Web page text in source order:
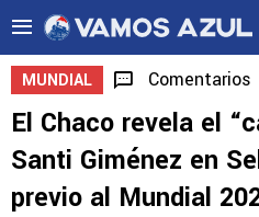
MUNDIAL Comentarios
El Chaco revela el
Santi Giménez en
previo al Mundial